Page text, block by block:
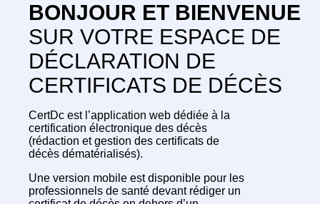
BONJOUR ET BIENVENUE
SUR VOTRE ESPACE DE
DÉCLARATION DE
CERTIFICATS DE DÉCÈS
CertDc est l’application web dédiée à la
certification électronique des décès
(rédaction et gestion des certificats de
décès dématérialisés).
Une version mobile est disponible pour les
professionnels de santé devant rédiger un